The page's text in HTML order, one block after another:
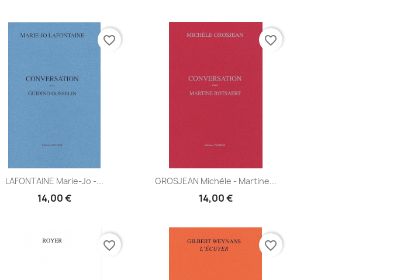
LAFONTAINE Marie-Jo -...
14,00 €
Aperçu
favorite_border
GROSJEAN Michèle - Martine...
14,00 €
Aperçu
favorite_border
favorite_border favorite_border